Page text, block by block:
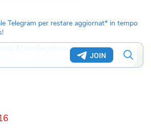
Telegram per restare aggiornat* in tempo